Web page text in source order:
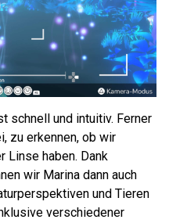
schnell und intuitiv. Ferner
zu erkennen, ob wir
Linse haben. Dank
wir Marina dann auch
und Tieren
verschiedener